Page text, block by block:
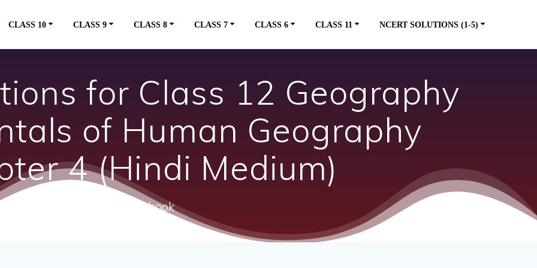
CLASS 10 CLASS 9 CLASS 8 CLASS 7 CLASS 6 CLASS 11 NCERT SOLUTIONS (1-5)
for Class 12 Geography
of Human Geography
4 (Hindi Medium)
ncert textbook